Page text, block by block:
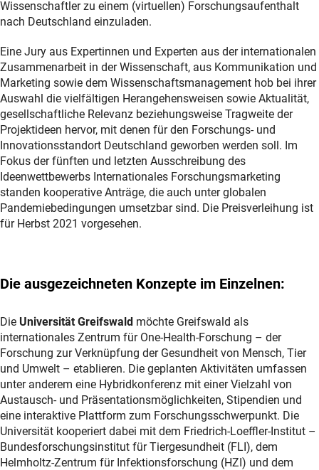
Wissenschaftler zu einem (virtuellen) Forschungsaufenthalt
nach Deutschland einzuladen.
Eine Jury aus Expertinnen und Experten aus der internationalen
Zusammenarbeit in der Wissenschaft, aus Kommunikation und
Marketing sowie dem Wissenschaftsmanagement hob bei ihrer
Auswahl die vielfältigen Herangehensweisen sowie Aktualität,
gesellschaftliche Relevanz beziehungsweise Tragweite der
Projektideen hervor, mit denen für den Forschungs- und
Innovationsstandort Deutschland geworben werden soll. Im
Fokus der fünften und letzten Ausschreibung des
Ideenwettbewerbs Internationales Forschungsmarketing
standen kooperative Anträge, die auch unter globalen
Pandemiebedingungen umsetzbar sind. Die Preisverleihung ist
für Herbst 2021 vorgesehen.
Die ausgezeichneten Konzepte im Einzelnen:
Die Universität Greifswald möchte Greifswald als
internationales Zentrum für One-Health-Forschung – der
Forschung zur Verknüpfung der Gesundheit von Mensch, Tier
und Umwelt – etablieren. Die geplanten Aktivitäten umfassen
unter anderem eine Hybridkonferenz mit einer Vielzahl von
Austausch- und Präsentationsmöglichkeiten, Stipendien und
eine interaktive Plattform zum Forschungsschwerpunkt. Die
Universität kooperiert dabei mit dem Friedrich-Loeffler-Institut –
Bundesforschungsinstitut für Tiergesundheit (FLI), dem
Helmholtz-Zentrum für Infektionsforschung (HZI) und dem